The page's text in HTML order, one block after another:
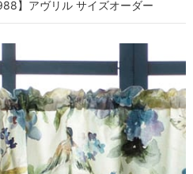
】アヴリル サイズオーダー